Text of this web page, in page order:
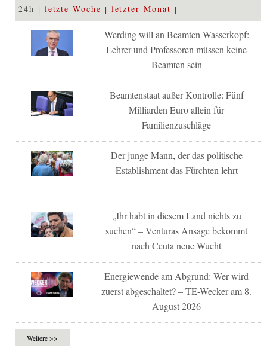
24h letzte Woche letzter Monat
Werding will an Beamten-Wasserkopf:
Lehrer und Professoren müssen keine
Beamten sein
Beamtenstaat außer Kontrolle: Fünf
Milliarden Euro allein für
Familienzuschläge
Der junge Mann, der das politische
Establishment das Fürchten lehrt
„Ihr habt in diesem Land nichts zu
suchen“ – Venturas Ansage bekommt
nach Ceuta neue Wucht
Energiewende am Abgrund: Wer wird
zuerst abgeschaltet? – TE-Wecker am 8.
August 2026
Weitere >>